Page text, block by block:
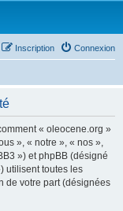
Connexion
Inscription
« oleocene.org »
», « notre », « nos »,
») et phpBB (désigné
utilisent toutes les
de votre part (désignées